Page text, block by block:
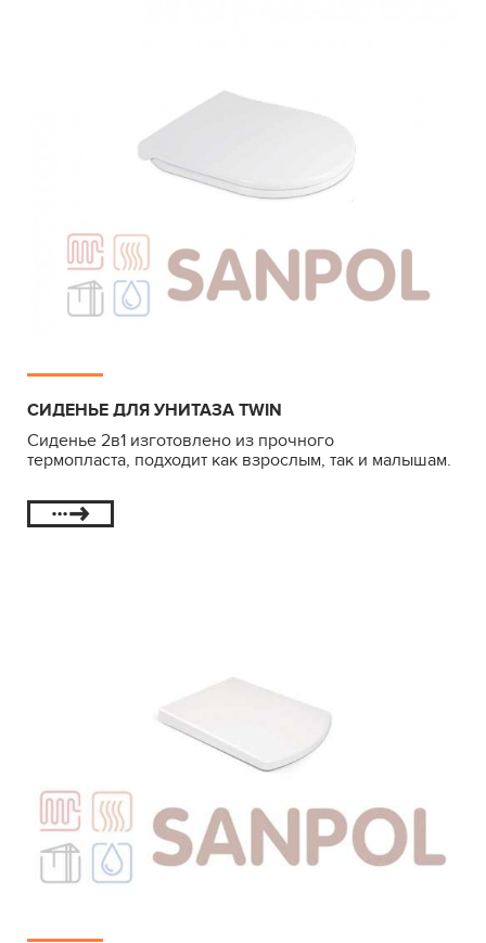
СИДЕНЬЕ ДЛЯ УНИТАЗА TWIN
Сиденье 2в1 изготовлено из прочного
термопласта, подходит как взрослым, так и малышам.